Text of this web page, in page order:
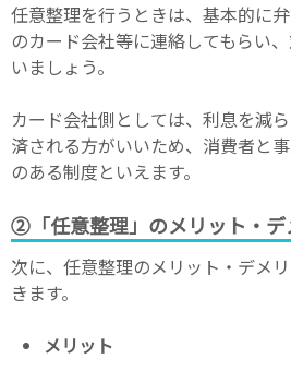
任意整理を行うときは、基本的に
のカード会社等に連絡してもらい
いましょう。
カード会社側としては、利息を減
済される方がいいため、消費者と
のある制度といえます。
②「任意整理」のメリット・デ
次に、任意整理のメリット・デメ
きます。
メリット